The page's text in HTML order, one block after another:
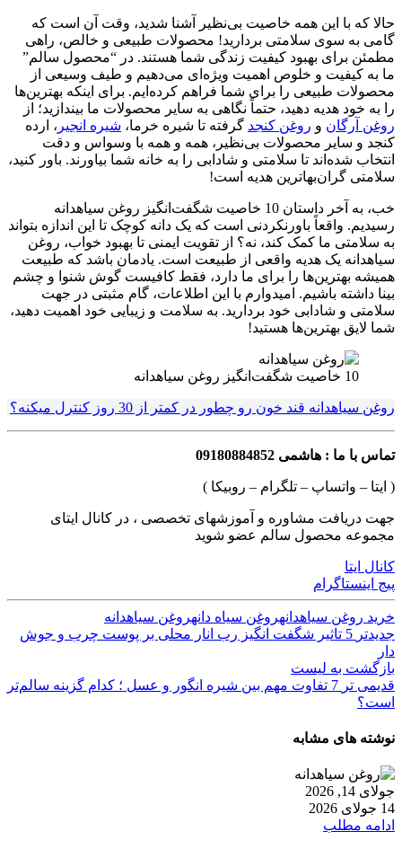
حالا که با این همه خاصیت بی‌نظیر آشنا شدید، وقت آن است که
گامی به سوی سلامتی بردارید! محصولات طبیعی و خالص، راهی
مطمئن برای بهبود کیفیت زندگی شما هستند. در “محصول سالم”
ما به کیفیت و خلوص اهمیت ویژه‌ای می‌دهیم و طیف وسیعی از
محصولات طبیعی را برای شما فراهم کرده‌ایم. برای اینکه بهترین‌ها
را به خود هدیه دهید، حتماً نگاهی به سایر محصولات ما بیندازید؛ از
روغن آرگان و روغن کنجد گرفته تا شیره خرما، شیره انجیر ، ارده
کنجد و سایر محصولات بی‌نظیر، همه و همه با وسواس و دقت
انتخاب شده‌اند تا سلامتی و شادابی را به خانه شما بیاورند. باور کنید،
سلامتی گران‌بهاترین هدیه است!
خب، به آخر داستان 10 خاصیت شگفت‌انگیز روغن سیاهدانه
رسیدیم. واقعاً باورنکردنی است که یک دانه کوچک تا این اندازه بتواند
به سلامتی ما کمک کند، نه؟ از تقویت ایمنی تا بهبود خواب، روغن
سیاهدانه یک هدیه واقعی از طبیعت است. یادمان باشد که طبیعت
همیشه بهترین‌ها را برای ما دارد، فقط کافیست گوش شنوا و چشم
بینا داشته باشیم. امیدوارم با این اطلاعات، گام مثبتی در جهت
سلامتی و شادابی خود بردارید. به سلامت و زیبایی خود اهمیت دهید،
شما لایق بهترین‌ها هستید!
10 خاصیت شگفت‌انگیز روغن سیاهدانه
روغن سیاهدانه قند خون رو چطور در کمتر از 30 روز کنترل میکنه؟
تماس با ما : هاشمی 09180884852
( ایتا – واتساپ – تلگرام – روبیکا )
جهت دریافت مشاوره و آموزشهای تخصصی ، در کانال ایتای
مجموعه محصول سالم عضو شوید
کانال ایتا
پیج اینستاگرام
خرید روغن سیاهدانهروغن سیاه دانهروغن سیاهدانه
جدیدتر
5 تاثیر شگفت انگیز رب انار محلی بر پوست چرب و جوش
دار
بازگشت به لیست
قدیمی تر
7 تفاوت مهم بین شیره انگور و عسل ؛ کدام گزینه سالم‌تر
است؟
نوشته های مشابه
جولای 14, 2026
14 جولای 2026
ادامه مطلب